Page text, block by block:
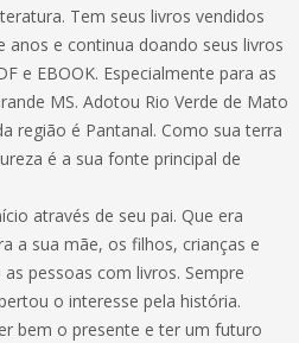
Tem seus livros vendidos
anos e continua doando seus livros
e EBOOK. Especialmente para as
MS. Adotou Rio Verde de Mato
região é Pantanal. Como sua terra
é a sua fonte principal de
através de seu pai. Que era
a sua mãe, os filhos, crianças e
pessoas com livros. Sempre
o interesse pela história.
bem o presente e ter um futuro